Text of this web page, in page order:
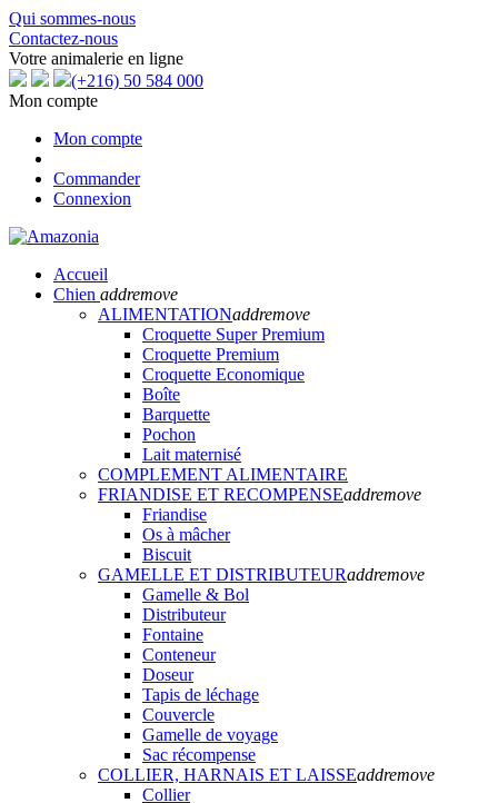
Qui sommes-nous
Contactez-nous
Votre animalerie en ligne
(+216) 50 584 000
Mon compte
Mon compte
Commander
Connexion
Accueil
Chien addremove
ALIMENTATIONaddremove
Croquette Super Premium
Croquette Premium
Croquette Economique
Boîte
Barquette
Pochon
Lait maternisé
COMPLEMENT ALIMENTAIRE
FRIANDISE ET RECOMPENSEaddremove
Friandise
Os à mâcher
Biscuit
GAMELLE ET DISTRIBUTEURaddremove
Gamelle & Bol
Distributeur
Fontaine
Conteneur
Doseur
Tapis de léchage
Couvercle
Gamelle de voyage
Sac récompense
COLLIER, HARNAIS ET LAISSEaddremove
Collier